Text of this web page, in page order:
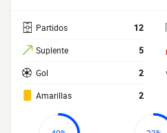
Partidos 12
Suplente 5
Gol 2
Amarillas 2